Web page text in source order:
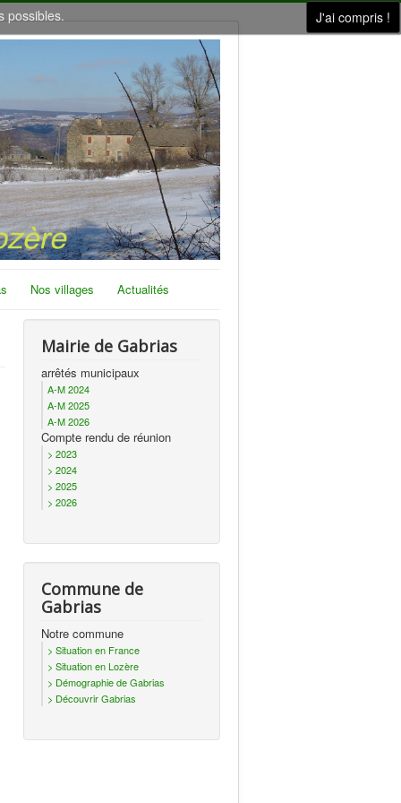
possibles. J'ai compris !
Nos villages Actualités
Mairie de Gabrias
arrêtés municipaux
A-M 2024
A-M 2025
A-M 2026
Compte rendu de réunion
> 2023
> 2024
> 2025
> 2026
Commune de
Gabrias
Notre commune
> Situation en France
> Situation en Lozère
> Démographie de Gabrias
> Découvrir Gabrias